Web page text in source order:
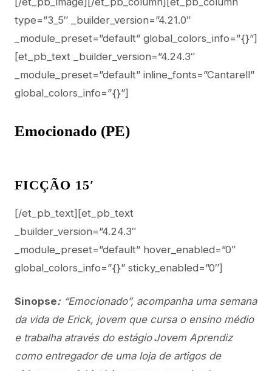
type=”3_5″ _builder_version=”4.21.0″
_module_preset=”default” global_colors_info=”{}”]
[et_pb_text _builder_version=”4.24.3″
_module_preset=”default” inline_fonts=”Cantarell”
global_colors_info=”{}”]
Emocionado (PE)
FICÇÃO 15′
[/et_pb_text][et_pb_text
_builder_version=”4.24.3″
_module_preset=”default” hover_enabled=”0″
global_colors_info=”{}” sticky_enabled=”0″]
Sinopse: “Emocionado”, acompanha uma semana
da vida de Erick, jovem que cursa o ensino médio
e trabalha através do estágio Jovem Aprendiz
como entregador de uma loja de artigos de